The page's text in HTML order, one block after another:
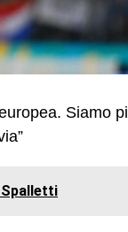
Siamo